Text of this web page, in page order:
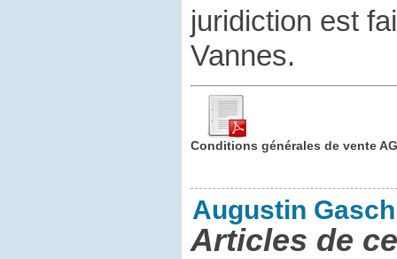
juridiction est
Vannes.
Conditions générales de vente
Augustin
Articles de